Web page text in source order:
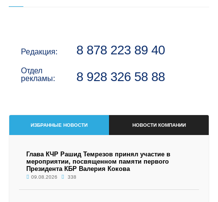
Редакция: 8 878 223 89 40
Отдел
рекламы:
8 928 326 58 88
ИЗБРАННЫЕ НОВОСТИ НОВОСТИ КОМПАНИИ
Глава КЧР Рашид Темрезов принял участие в
мероприятии, посвященном памяти первого
Президента КБР Валерия Кокова
09.08.2026 338